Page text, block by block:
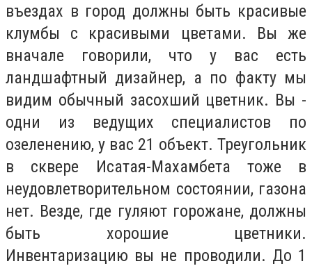
въездах в город должны быть красивые
клумбы с красивыми цветами. Вы же
вначале говорили, что у вас есть
ландшафтный дизайнер, а по факту мы
видим обычный засохший цветник. Вы -
одни из ведущих специалистов по
озеленению, у вас 21 объект. Треугольник
в сквере Исатая-Махамбета тоже в
неудовлетворительном состоянии, газона
нет. Везде, где гуляют горожане, должны
быть хорошие цветники.
Инвентаризацию вы не проводили. До 1